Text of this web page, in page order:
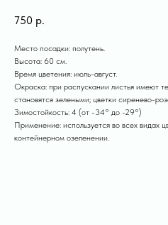
750 р.
Место посадки: полутень.
Высота: 60 см.
Время цветения: июль-август.
Окраска: при распускании листья имеют
становятся зелеными; цветки сиренево-
Зимостойкость: 4 (от -34° до -29°)
Применение: используется во всех видах
контейнерном озеленении.